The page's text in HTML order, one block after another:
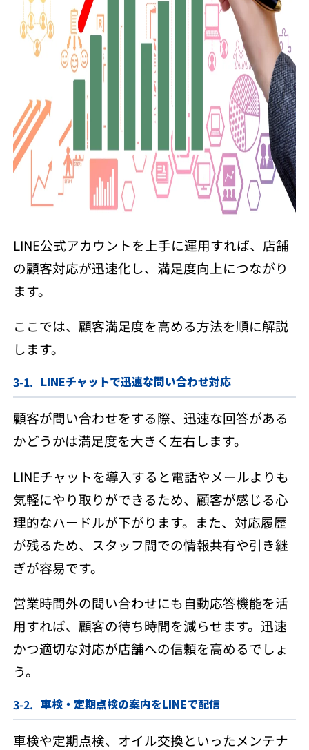
LINE公式アカウントを上手に運用すれば、店舗
の顧客対応が迅速化し、満足度向上につながり
ます。
ここでは、顧客満足度を高める方法を順に解説
します。
LINEチャットで迅速な問い合わせ対応
顧客が問い合わせをする際、迅速な回答がある
かどうかは満足度を大きく左右します。
LINEチャットを導入すると電話やメールよりも
気軽にやり取りができるため、顧客が感じる心
理的なハードルが下がります。また、対応履歴
が残るため、スタッフ間での情報共有や引き継
ぎが容易です。
営業時間外の問い合わせにも自動応答機能を活
用すれば、顧客の待ち時間を減らせます。迅速
かつ適切な対応が店舗への信頼を高めるでしょ
う。
車検・定期点検の案内をLINEで配信
車検や定期点検、オイル交換といったメンテナ